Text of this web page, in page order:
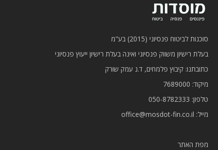
סוכנות לביטוח פנסיוני (2015) בע"מ
בעלת רישיון משווק פנסיוני ואינה בעלת רישיון ייעוץ פנסיוני
כתובתנו: קיבוץ פלמחים, ד.נ עמק שורק
מיקוד: 7689000
טלפון: 050-8782333
מייל: office@mosdot-fin.co.il
מפת האתר